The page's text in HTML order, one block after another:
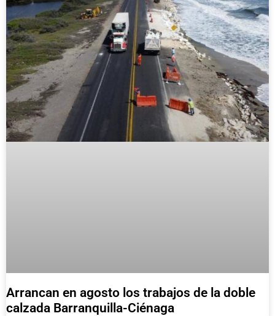
Arrancan en agosto los trabajos de la doble
calzada Barranquilla-Ciénaga